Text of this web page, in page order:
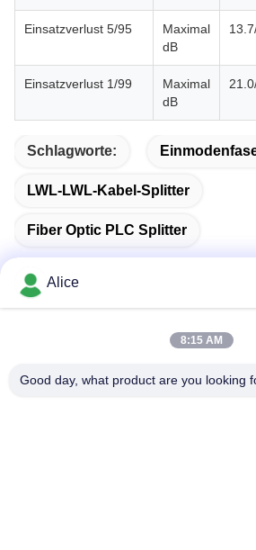
Einsatzverlust 5/95
Maximal
dB
Einsatzverlust 1/99
Maximal
dB
Schlagworte:
LWL-LWL-Kabel-Splitter
Fiber Optic PLC Splitter
Schnelle Kontaktaufnahme
Anschrift
Alice
8:15 AM
Good day, what product are you looking